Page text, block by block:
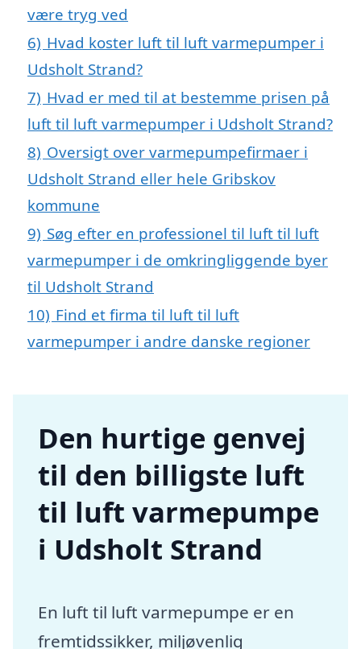
være tryg ved
6) Hvad koster luft til luft varmepumper i
Udsholt Strand?
7) Hvad er med til at bestemme prisen på
luft til luft varmepumper i Udsholt Strand?
8) Oversigt over varmepumpefirmaer i
Udsholt Strand eller hele Gribskov
kommune
9) Søg efter en professionel til luft til luft
varmepumper i de omkringliggende byer
til Udsholt Strand
10) Find et firma til luft til luft
varmepumper i andre danske regioner
Den hurtige genvej
til den billigste luft
til luft varmepumpe
i Udsholt Strand
En luft til luft varmepumpe er en
fremtidssikker, miljøvenlig